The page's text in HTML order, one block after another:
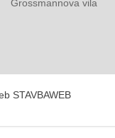
STAVBAWEB